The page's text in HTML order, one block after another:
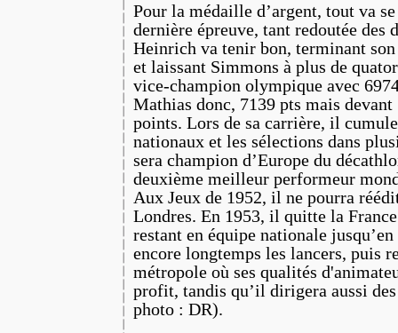
Pour la médaille d’argent, tout va
dernière épreuve, tant redoutée des
Heinrich va tenir bon, terminant son
et laissant Simmons à plus de
vice-champion olympique avec
Mathias donc, 7139 pts mais
points. Lors de sa carrière, il
nationaux et les sélections dans
sera champion d’Europe du
deuxième meilleur performeur
Aux Jeux de 1952, il ne pourra
Londres. En 1953, il quitte la
restant en équipe nationale
encore longtemps les lancers, puis
métropole où ses qualités
profit, tandis qu’il dirigera aussi
photo : DR).